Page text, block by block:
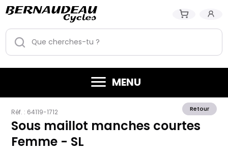
MENU
Retour
Réf. : 64119-1712
Sous maillot manches courtes
Femme - SL